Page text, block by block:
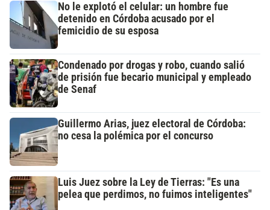
No le explotó el celular: un hombre fue
detenido en Córdoba acusado por el
femicidio de su esposa
Condenado por drogas y robo, cuando salió
de prisión fue becario municipal y empleado
de Senaf
Guillermo Arias, juez electoral de Córdoba:
no cesa la polémica por el concurso
Luis Juez sobre la Ley de Tierras: "Es una
pelea que perdimos, no fuimos inteligentes"